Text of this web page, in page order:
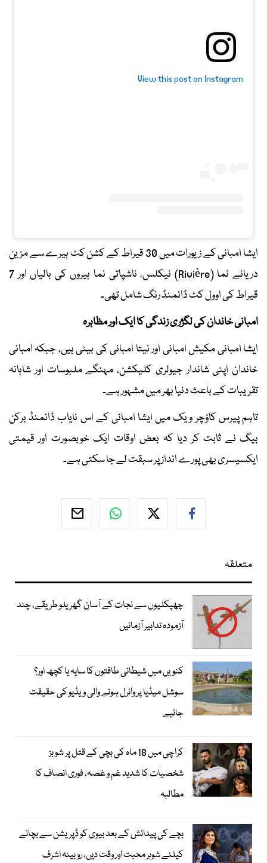
View this post on Instagram
ایشا امبانی کے زیورات میں 30 قیراط کے کشن کٹ ہیرے سے مزین
دریائے نما (Rivière) نیکلس، ناشپاتی نما ہیروں کی بالیاں اور 7
قیراط کی اوول کٹ ڈائمنڈ رنگ شامل تھی۔
امبانی خاندان کی لگژری زندگی کا ایک اور مظاہرہ
ایشا امبانی مکیش امبانی اور نیتا امبانی کی بیٹی ہیں، جبکہ امبانی
خاندان اپنی شاندار جیولری کلیکشن، مہنگے ملبوسات اور شاہانہ
تقریبات کے باعث دنیا بھر میں مشہور ہے۔
تاہم پیرس کاؤچر ویک میں ایشا امبانی کے اس نایاب ڈائمنڈ برکن
بیگ نے ثابت کر دیا کہ بعض اوقات ایک خوبصورت اور قیمتی
ایکسیسری بھی پورے انداز پر سبقت لے جا سکتی ہے۔
متعلقہ
چھپکلیوں سے نجات کے آسان گھریلو طریقے، چند
آزمودہ تدابیر آزمائیں
کنویں میں شیطانی طاقتوں کا سایہ یا کچھ اور؟
سوشل میڈیا پر وائرل ہونے والی ویڈیو کی حقیقت
جانیے
کراچی میں 18 ماہ کی بچی کے قتل پر شوبز
شخصیات کا شدید غم و غصہ، فوری انصاف کا
مطالبہ
بچے کی پیدائش کے بعد بیوی کو ڈپریشن سے بچانے
کیلئے شوہر محبت اور وقت دیں، روبینہ اشرف